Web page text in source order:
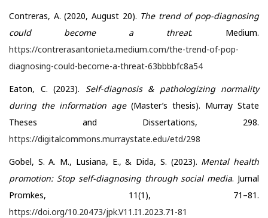
Contreras, A. (2020, August 20). The trend of pop-diagnosing
could become a threat. Medium.
https://contrerasantonieta.medium.com/the-trend-of-pop-
diagnosing-could-become-a-threat-63bbbbfc8a54
Eaton, C. (2023). Self-diagnosis & pathologizing normality
during the information age(Master’s thesis). Murray State
Theses and Dissertations, 298.
https://digitalcommons.murraystate.edu/etd/298
Gobel, S. A. M., Lusiana, E., & Dida, S. (2023). Mental health
promotion: Stop self-diagnosing through social media. Jurnal
Promkes, 11(1), 71–81.
https://doi.org/10.20473/jpk.V11.I1.2023.71-81